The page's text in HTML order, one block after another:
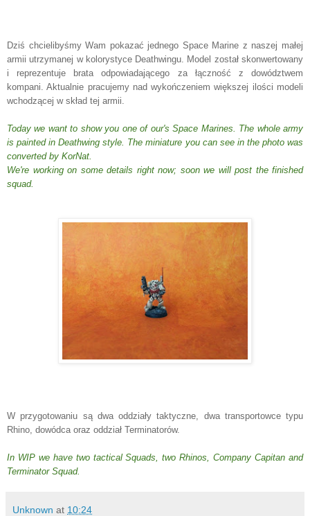
Dziś chcielibyśmy Wam pokazać jednego Space Marine z naszej małej
armii utrzymanej w kolorystyce Deathwingu. Model został skonwertowany
i reprezentuje brata odpowiadającego za łączność z dowództwem
kompani. Aktualnie pracujemy nad wykończeniem większej ilości modeli
wchodzącej w skład tej armii.
Today we want to show you one of our's Space Marines. The whole army
is painted in Deathwing style. The miniature you can see in the photo was
converted by KorNat.
We're working on some details right now; soon we will post the finished
squad.
W przygotowaniu są dwa oddziały taktyczne, dwa transportowce typu
Rhino, dowódca oraz oddział Terminatorów.
In WIP we have two tactical Squads, two Rhinos, Company Capitan and
Terminator Squad.
Unknown at 10:24